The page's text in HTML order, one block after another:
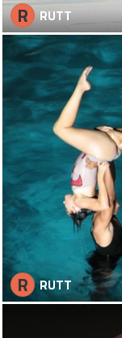
R RUTT
R RUTT